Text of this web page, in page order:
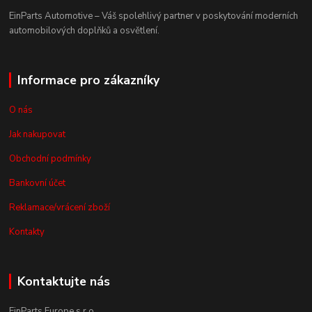
EinParts Automotive – Váš spolehlivý partner v poskytování moderních
automobilových doplňků a osvětlení.
Informace pro zákazníky
O nás
Jak nakupovat
Obchodní podmínky
Bankovní účet
Reklamace/vrácení zboží
Kontakty
Kontaktujte nás